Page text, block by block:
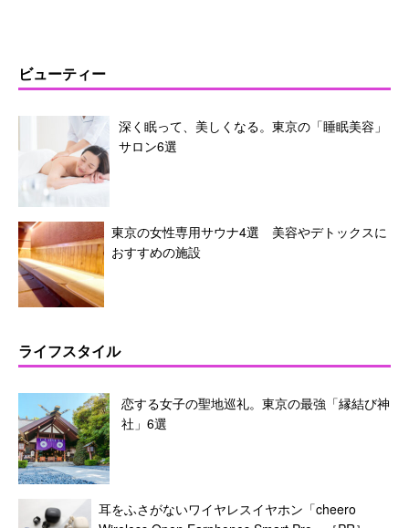
ビューティー
深く眠って、美しくなる。東京の「睡眠美容」
サロン6選
東京の女性専用サウナ4選 美容やデトックスに
おすすめの施設
ライフスタイル
恋する女子の聖地巡礼。東京の最強「縁結び神
社」6選
耳をふさがないワイヤレスイヤホン「cheero